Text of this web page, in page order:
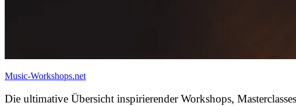
Music-Workshops.net
Die ultimative Übersicht inspirierender Workshops,